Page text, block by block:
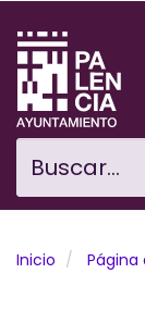
contenido
principal
Buscar...
Ciudad
El
Noticias
Inicio Página